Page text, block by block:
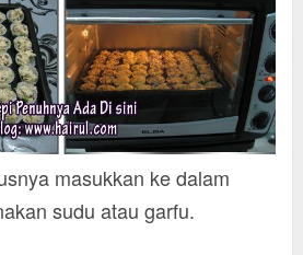
masukkan ke dalam
sudu atau garfu.